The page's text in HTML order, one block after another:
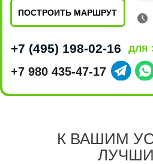
К ВАШИМ
мы приобретаем друзей.
Качество